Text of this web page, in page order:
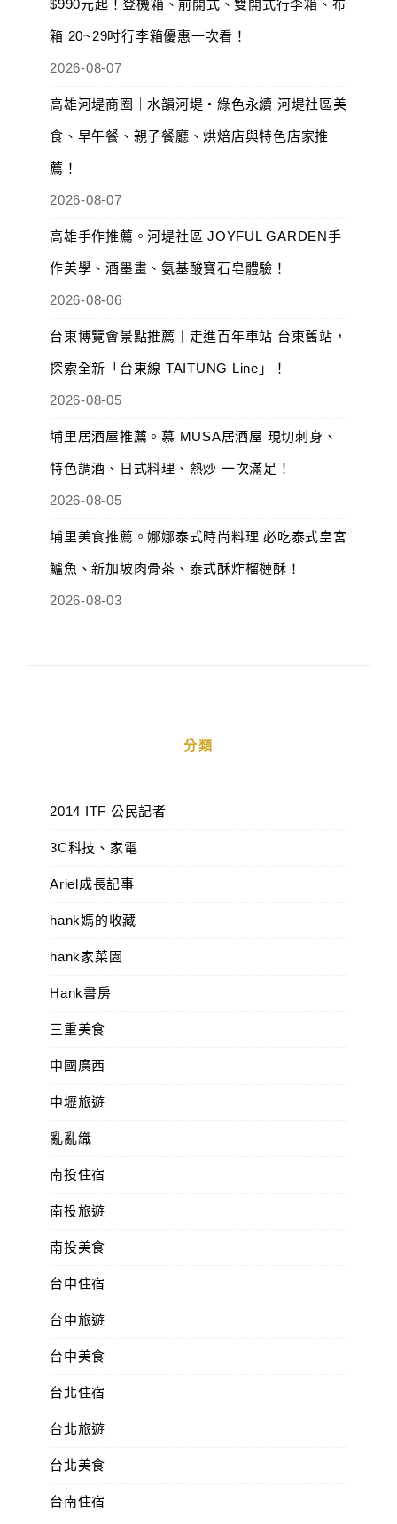
$990元起！登機箱、前開式、雙開式行李箱、布
箱 20~29吋行李箱優惠一次看！
2026-08-07
高雄河堤商圈｜水韻河堤‧綠色永續 河堤社區美
食、早午餐、親子餐廳、烘焙店與特色店家推
薦！
2026-08-07
高雄手作推薦。河堤社區 JOYFUL GARDEN手
作美學、酒墨畫、氨基酸寶石皂體驗！
2026-08-06
台東博覽會景點推薦｜走進百年車站 台東舊站，
探索全新「台東線 TAITUNG Line」！
2026-08-05
埔里居酒屋推薦。慕 MUSA居酒屋 現切刺身、
特色調酒、日式料理、熱炒 一次滿足！
2026-08-05
埔里美食推薦。娜娜泰式時尚料理 必吃泰式皇宮
鱸魚、新加坡肉骨茶、泰式酥炸榴槤酥！
2026-08-03
分類
2014 ITF 公民記者
3C科技、家電
Ariel成長記事
hank媽的收藏
hank家菜園
Hank書房
三重美食
中國廣西
中壢旅遊
亂亂織
南投住宿
南投旅遊
南投美食
台中住宿
台中旅遊
台中美食
台北住宿
台北旅遊
台北美食
台南住宿